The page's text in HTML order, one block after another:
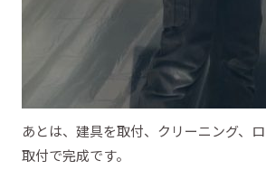
あとは、建具を取付、クリーニング、
取付で完成です。